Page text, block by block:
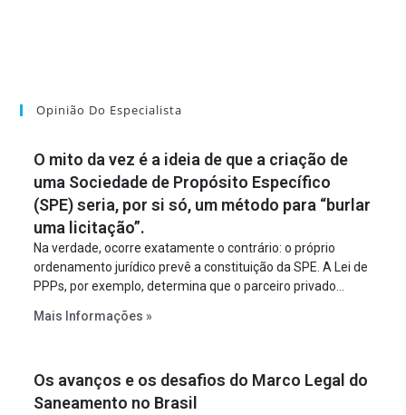
Opinião Do Especialista
O mito da vez é a ideia de que a criação de
uma Sociedade de Propósito Específico
(SPE) seria, por si só, um método para “burlar
uma licitação”.
Na verdade, ocorre exatamente o contrário: o próprio
ordenamento jurídico prevê a constituição da SPE. A Lei de
PPPs, por exemplo, determina que o parceiro privado
empreendimento. Ou seja, a suposta “fraude à licitação” é
projeto a projeto.
Mais Informações »
Os avanços e os desafios do Marco Legal do
Saneamento no Brasil